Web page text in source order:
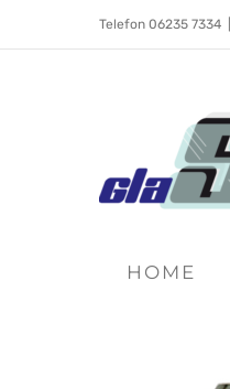
Telefon 06235 7334
HOME